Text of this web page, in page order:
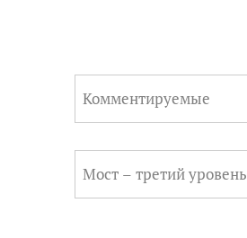
Комментируемые
Мост – третий уровень